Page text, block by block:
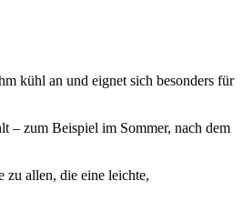
kühl an und eignet sich besonders für
– zum Beispiel im Sommer, nach dem
zu allen, die eine leichte,